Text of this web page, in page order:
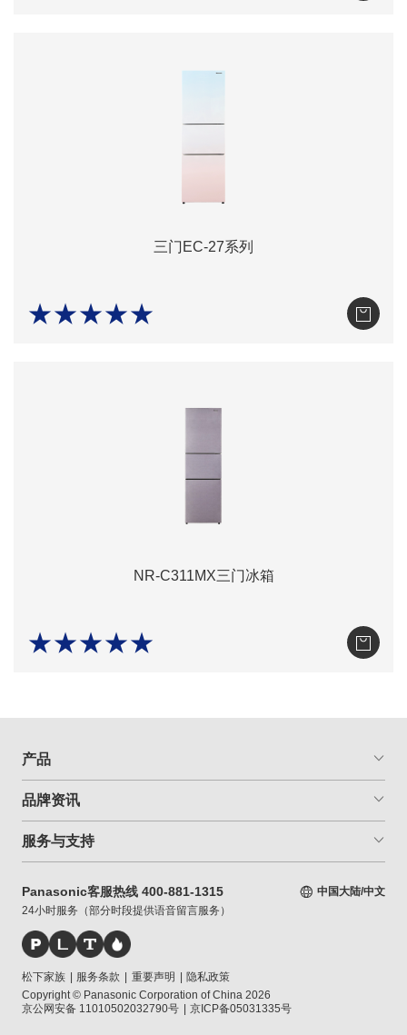
三门EC-27系列
★★★★★
NR-C311MX三门冰箱
★★★★★
产品
品牌资讯
服务与支持
Panasonic客服热线 400-881-1315
24小时服务（部分时段提供语音留言服务）
松下家族 服务条款 重要声明
隐私政策
Copyright © Panasonic Corporation of China 2026
京公网安备 11010502032790号
京ICP备05031335号
中国大陆/中文